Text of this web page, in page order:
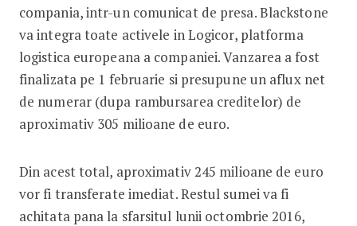
compania, intr-un comunicat de presa. Blackstone
va integra toate activele in Logicor, platforma
logistica europeana a companiei. Vanzarea a fost
finalizata pe 1 februarie si presupune un aflux net
de numerar (dupa rambursarea creditelor) de
aproximativ 305 milioane de euro.
Din acest total, aproximativ 245 milioane de euro
vor fi transferate imediat. Restul sumei va fi
achitata pana la sfarsitul lunii octombrie 2016,